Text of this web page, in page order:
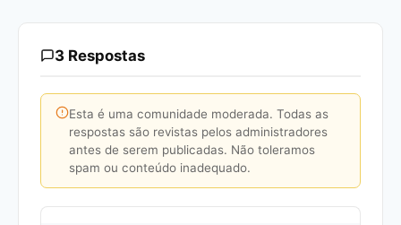
3 Respostas
Esta é uma comunidade moderada. Todas as
respostas são revistas pelos administradores
antes de serem publicadas. Não toleramos
spam ou conteúdo inadequado.